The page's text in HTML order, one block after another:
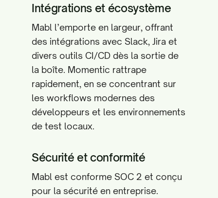
Intégrations et écosystème
Mabl l’emporte en largeur, offrant
des intégrations avec Slack, Jira et
divers outils CI/CD dès la sortie de
la boîte. Momentic rattrape
rapidement, en se concentrant sur
les workflows modernes des
développeurs et les environnements
de test locaux.
Sécurité et conformité
Mabl est conforme SOC 2 et conçu
pour la sécurité en entreprise.